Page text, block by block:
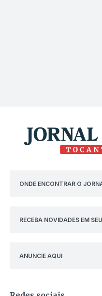
ONDE ENCONTRAR O
RECEBA NOVIDADES EM
ANUNCIE AQUI